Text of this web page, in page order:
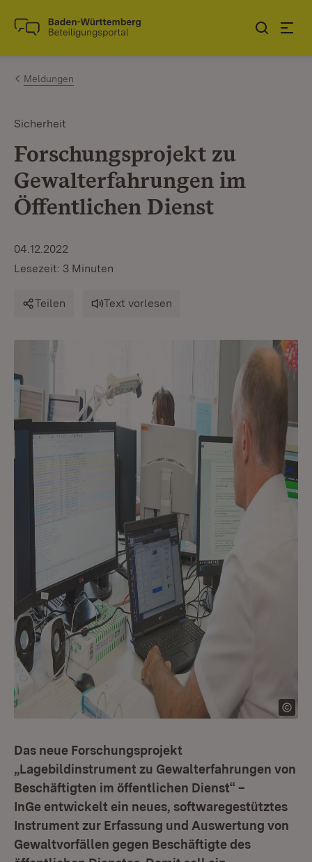
Zum Inhalt springen
Link zur Startseite
Meldungen
Sicherheit
Forschungsprojekt zu
Gewalterfahrungen im
Öffentlichen Dienst
04.12.2022
Lesezeit: 3 Minuten
Teilen Text vorlesen
Das neue Forschungsprojekt
„Lagebildinstrument zu Gewalterfahrungen von
Beschäftigten im öffentlichen Dienst“ –
InGe entwickelt ein neues, softwaregestütztes
Instrument zur Erfassung und Auswertung von
Gewaltvorfällen gegen Beschäftigte des